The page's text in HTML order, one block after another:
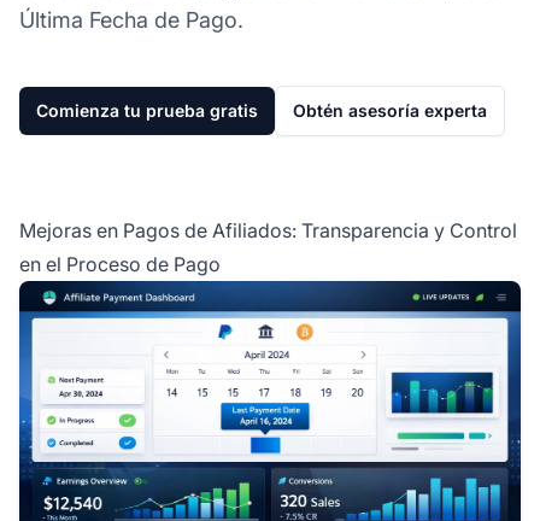
Última Fecha de Pago.
Comienza tu prueba gratis Obtén asesoría experta
Mejoras en Pagos de Afiliados: Transparencia y Control
en el Proceso de Pago